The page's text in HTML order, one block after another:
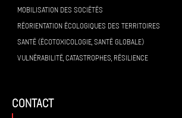
MOBILISATION DES SOCIÉTÉS
RÉORIENTATION ÉCOLOGIQUES DES TERRITOIRES
SANTÉ (ÉCOTOXICOLOGIE, SANTÉ GLOBALE)
VULNÉRABILITÉ, CATASTROPHES, RÉSILIENCE
contact